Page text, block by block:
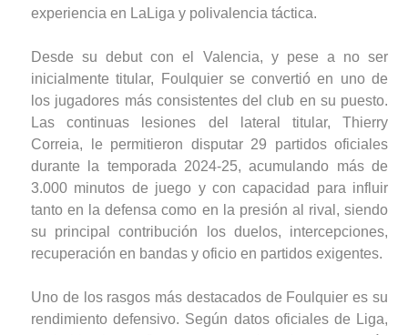
experiencia en LaLiga y polivalencia táctica.
Desde su debut con el Valencia, y pese a no ser
inicialmente titular, Foulquier se convertió en uno de
los jugadores más consistentes del club en su puesto.
Las continuas lesiones del lateral titular, Thierry
Correia, le permitieron disputar 29 partidos oficiales
durante la temporada 2024-25, acumulando más de
3.000 minutos de juego y con capacidad para influir
tanto en la defensa como en la presión al rival, siendo
su principal contribución los duelos, intercepciones,
recuperación en bandas y oficio en partidos exigentes.
Uno de los rasgos más destacados de Foulquier es su
rendimiento defensivo. Según datos oficiales de Liga,